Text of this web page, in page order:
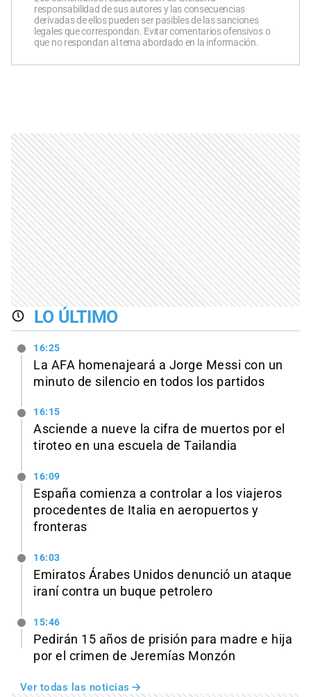
responsabilidad de sus autores y las consecuencias
derivadas de ellos pueden ser pasibles de las sanciones
legales que correspondan. Evitar comentarios ofensivos o
que no respondan al tema abordado en la información.
LO ÚLTIMO
16:25
La AFA homenajeará a Jorge Messi con un
minuto de silencio en todos los partidos
16:15
Asciende a nueve la cifra de muertos por el
tiroteo en una escuela de Tailandia
16:09
España comienza a controlar a los viajeros
procedentes de Italia en aeropuertos y
fronteras
16:03
Emiratos Árabes Unidos denunció un ataque
iraní contra un buque petrolero
15:46
Pedirán 15 años de prisión para madre e hija
por el crimen de Jeremías Monzón
Ver todas las noticias